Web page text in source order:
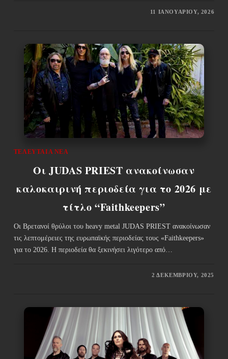
11 ΙΑΝΟΥΑΡΊΟΥ, 2026
ΤΕΛΕΥΤΑΊΑ ΝΈΑ
Οι JUDAS PRIEST ανακοίνωσαν
καλοκαιρινή περιοδεία για το 2026 με
τίτλο “Faithkeepers”
Οι Βρετανοί θρύλοι του heavy metal JUDAS PRIEST ανακοίνωσαν
τις λεπτομέρειες της ευρωπαϊκής περιοδείας τους «Faithkeepers»
για το 2026. Η περιοδεία θα ξεκινήσει λιγότερο από…
2 ΔΕΚΕΜΒΡΊΟΥ, 2025